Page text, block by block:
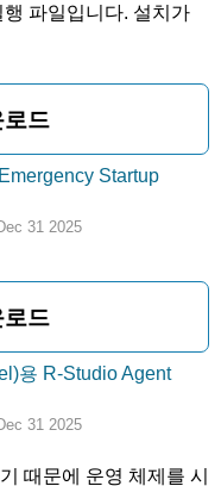
파일입니다. 설치가
드
Startup
31 2025
드
용 R-Studio Agent
31 2025
때문에 운영 체제를 시